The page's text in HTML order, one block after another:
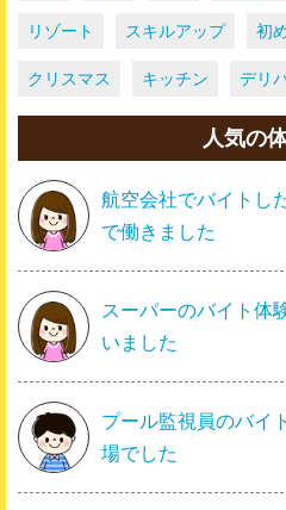
リゾート スキルアップ 初
クリスマス キッチン デリ
人気の
航空会社でバイトし
で働きました
スーパーのバイト体
いました
プール監視員のバイ
場でした